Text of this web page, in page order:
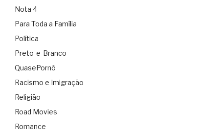
Nota 4
Para Toda a Família
Política
Preto-e-Branco
QuasePornô
Racismo e Imigração
Religião
Road Movies
Romance